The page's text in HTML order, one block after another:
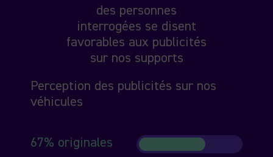
des personnes
interrogées se disent
favorables aux publicités
sur nos supports
Perception des publicités sur nos
véhicules
67% originales